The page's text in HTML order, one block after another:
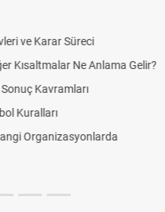
ve Karar Süreci
Kısaltmalar Ne Anlama Gelir?
Kavramları
Kuralları
Organizasyonlarda